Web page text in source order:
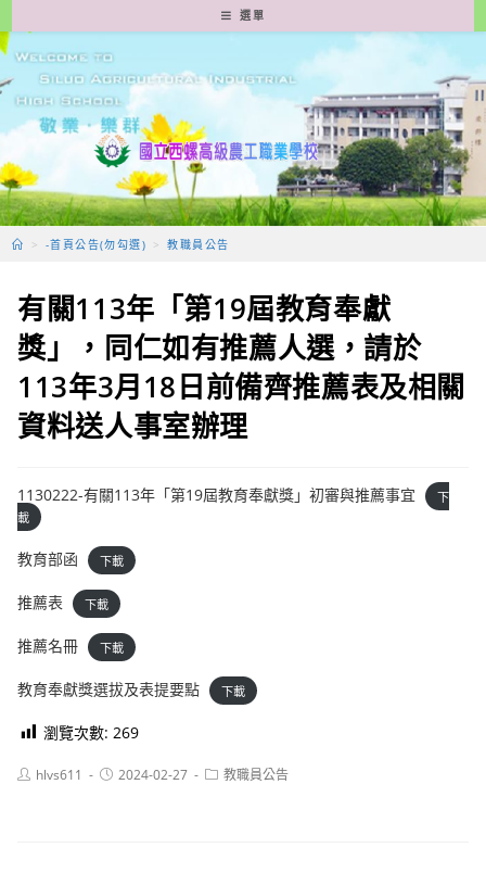
轉
至
要
容
選單
> -首頁公告(勿勾選) > 教職員公告
有關113年「第19屆教育奉獻
獎」，同仁如有推薦人選，請於
113年3月18日前備齊推薦表及相關
資料送人事室辦理
1130222-有關113年「第19屆教育奉獻獎」初審與推薦事宜
下
載
教育部函 下載
推薦表 下載
推薦名冊 下載
教育奉獻獎選拔及表提要點 下載
瀏覽次數: 269
Posthlvs611
Post2024-02-27
Post教職員公告